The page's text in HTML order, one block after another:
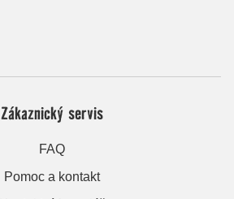
Zákaznický servis
FAQ
Pomoc a kontakt